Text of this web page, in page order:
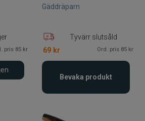
pris 85 kr
Gäddräparn
Tyvärr slutsåld
69 kr Ord. pris 85 kr
Bevaka produkt